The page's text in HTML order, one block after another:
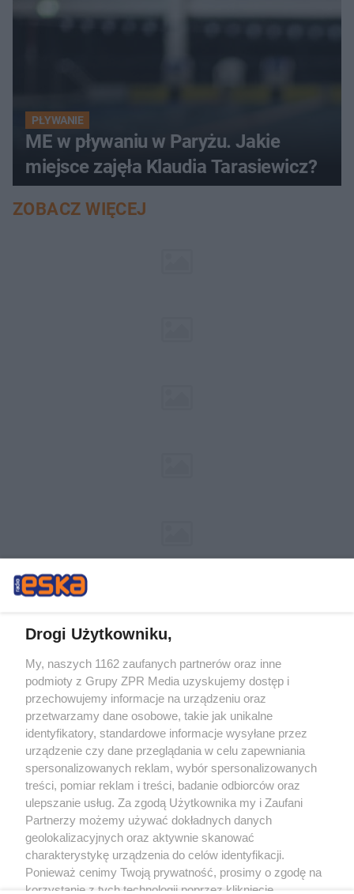
PŁYWANIE
ME w pływaniu w Paryżu. Jakie
miejsce zajęła Klaudia Tarasiewicz?
ZOBACZ WIĘCEJ
Żaden utwór zamieszczony w serwisie nie może być powielany i
rozpowszechniany lub dalej rozpowszechniany w jakikolwiek sposób (w
tym także elektroniczny lub mechaniczny) na jakimkolwiek polu
eksploatacji w jakiejkolwiek formie, włącznie z umieszczaniem w Internecie
bez pisemnej zgody właściciela praw. Jakiekolwiek użycie lub
wykorzystanie utworów w całości lub w części z naruszeniem prawa, tzn.
bez właściwej zgody, jest zabronione pod groźbą kary i może być ścigane
prawnie.
O nas
Drogi Użytkowniku,
My, naszych 1162 zaufanych partnerów oraz inne
podmioty z Grupy ZPR Media uzyskujemy dostęp i
przechowujemy informacje na urządzeniu oraz
przetwarzamy dane osobowe, takie jak unikalne
identyfikatory, standardowe informacje wysyłane przez
urządzenie czy dane przeglądania w celu zapewniania
spersonalizowanych reklam, wybór spersonalizowanych
treści, pomiar reklam i treści, badanie odbiorców oraz
ulepszanie usług. Za zgodą Użytkownika my i Zaufani
Partnerzy możemy używać dokładnych danych
geolokalizacyjnych oraz aktywnie skanować
charakterystykę urządzenia do celów identyfikacji.
Ponieważ cenimy Twoją prywatność, prosimy o zgodę na
korzystanie z tych technologii poprzez kliknięcie